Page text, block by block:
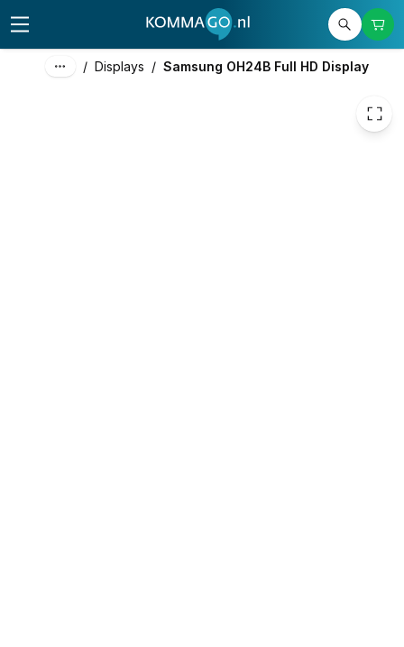
/ Displays / Samsung OH24B Full HD Display
excl. btw